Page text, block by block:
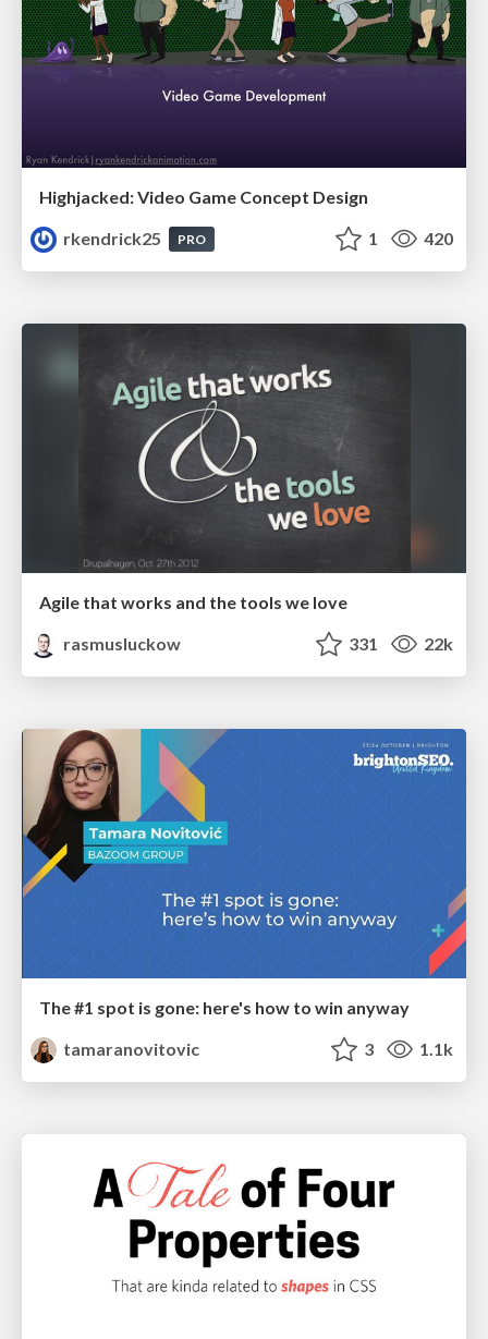
Highjacked: Video Game Concept Design
rkendrick25
PRO 1 420
Agile that works and the tools we love
rasmusluckow
331 22k
The #1 spot is gone: here's how to win anyway
tamaranovitovic
3 1.1k